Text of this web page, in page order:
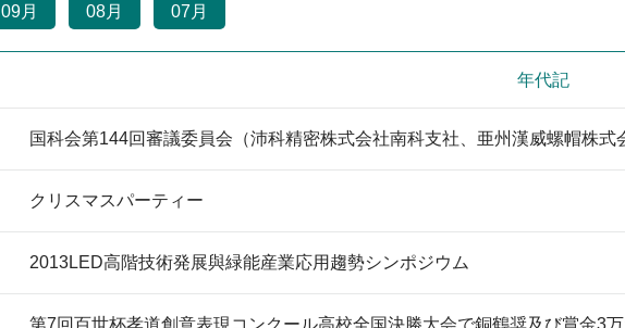
フ
ェ
09月 08月 07月
年代記
国科会第144回審議委員会（沛科精密株式会社南科支社、亜州漢威螺帽株式
クリスマスパーティー
2013LED高階技術発展與緑能産業応用趨勢シンポジウム
第7回百世杯孝道創意表現コンクール高校全国決勝大会で銅鶴奨及び賞金3